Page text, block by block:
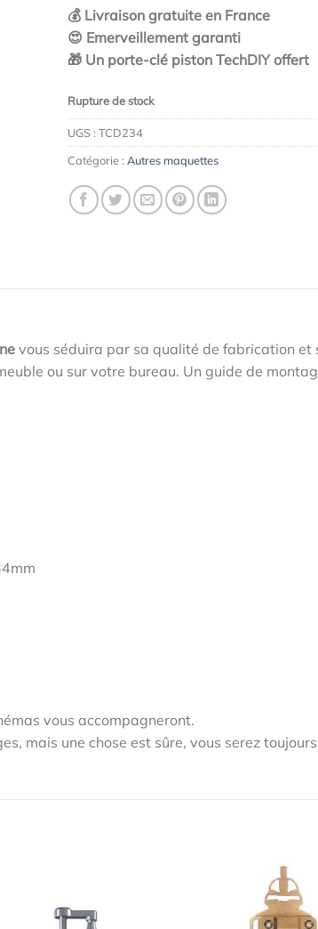
💰 Livraison gratuite en France
😍 Emerveillement garanti
🎁 Un porte-clé piston TechDIY offert
Rupture de stock
UGS : TCD234
Catégorie : Autres maquettes
vous séduira par sa qualité de fabrication et
ou sur votre bureau. Un guide de
vous accompagneront.
mais une chose est sûre, vous serez